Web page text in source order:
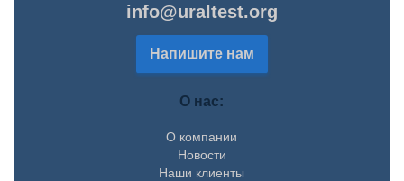
info@uraltest.org
Напишите нам
О нас:
О компании
Новости
Наши клиенты